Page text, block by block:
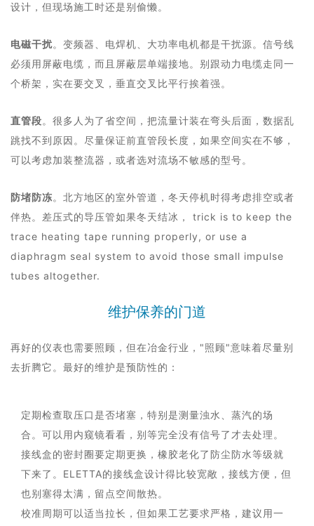
设计，但现场施工时还是别偷懒。
电磁干扰。变频器、电焊机、大功率电机都是干扰源。信号线
必须用屏蔽电缆，而且屏蔽层单端接地。别跟动力电缆走同一
个桥架，实在要交叉，垂直交叉比平行挨着强。
直管段。很多人为了省空间，把流量计装在弯头后面，数据乱
跳找不到原因。尽量保证前直管段长度，如果空间实在不够，
可以考虑加装整流器，或者选对流场不敏感的型号。
防堵防冻。北方地区的室外管道，冬天停机时得考虑排空或者
伴热。差压式的导压管如果冬天结冰， trick is to keep the
trace heating tape running properly, or use a
diaphragm seal system to avoid those small impulse
tubes altogether.
维护保养的门道
再好的仪表也需要照顾，但在冶金行业，"照顾"意味着尽量别
去折腾它。最好的维护是预防性的：
定期检查取压口是否堵塞，特别是测量浊水、蒸汽的场
合。可以用内窥镜看看，别等完全没有信号了才去处理。
接线盒的密封圈要定期更换，橡胶老化了防尘防水等级就
下来了。ELETTA的接线盒设计得比较宽敞，接线方便，但
也别塞得太满，留点空间散热。
校准周期可以适当拉长，但如果工艺要求严格，建议用一